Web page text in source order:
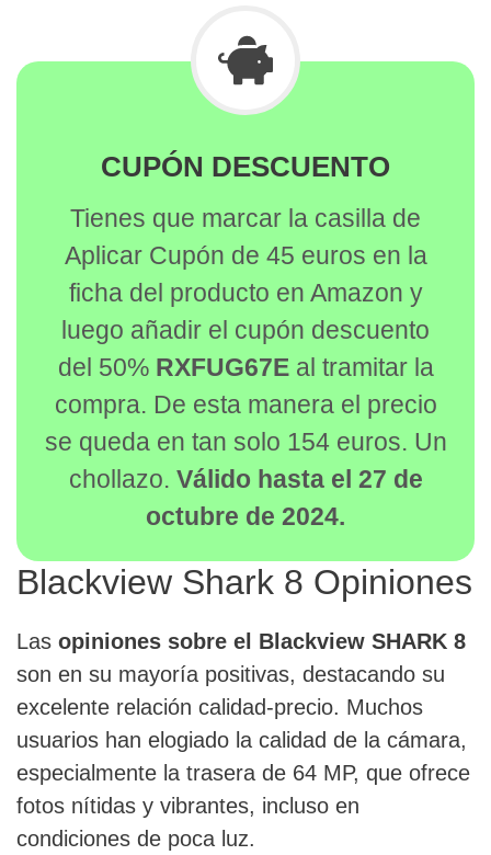
CUPÓN DESCUENTO
Tienes que marcar la casilla de
Aplicar Cupón de 45 euros en la
ficha del producto en Amazon y
luego añadir el cupón descuento
del 50% RXFUG67Eal tramitar la
compra. De esta manera el precio
se queda en tan solo 154 euros. Un
chollazo. Válido hasta el 27 de
octubre de 2024.
Blackview Shark 8 Opiniones
Las opiniones sobre el Blackview SHARK 8
son en su mayoría positivas, destacando su
excelente relación calidad-precio. Muchos
usuarios han elogiado la calidad de la cámara,
especialmente la trasera de 64 MP, que ofrece
fotos nítidas y vibrantes, incluso en
condiciones de poca luz.